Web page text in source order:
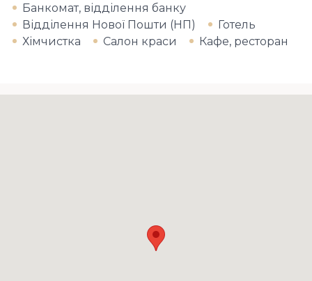
Банкомат, відділення банку
Відділення Нової Пошти (НП)
Готель
Хімчистка
Салон краси Кафе, ресторан